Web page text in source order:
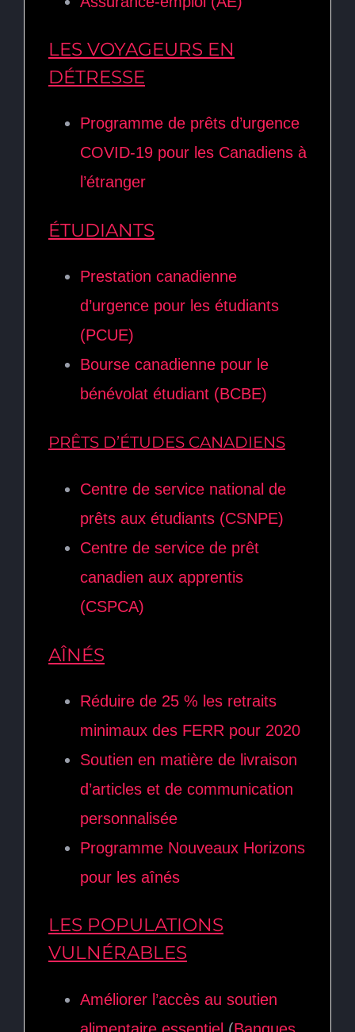
LES VOYAGEURS EN
DÉTRESSE
Programme de prêts d’urgence
COVID-19 pour les Canadiens à
l’étranger
ÉTUDIANTS
Prestation canadienne
d’urgence pour les étudiants
(PCUE)
Bourse canadienne pour le
bénévolat étudiant (BCBE)
PRÊTS D’ÉTUDES CANADIENS
Centre de service national de
prêts aux étudiants (CSNPE)
Centre de service de prêt
canadien aux apprentis
(CSPCA)
AÎNÉS
Réduire de 25 % les retraits
minimaux des FERR pour 2020
Soutien en matière de livraison
d’articles et de communication
personnalisée
Programme Nouveaux Horizons
pour les aînés
LES POPULATIONS
VULNÉRABLES
Améliorer l’accès au soutien